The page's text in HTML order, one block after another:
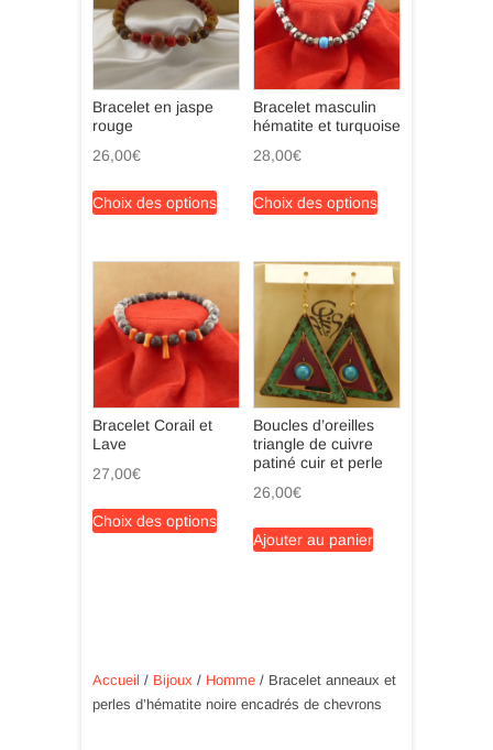
Bracelet en jaspe
rouge
26,00€
Choix des optionsproduit
plusieurs
variations.
Les
options
peuvent
choisies
produit
Bracelet masculin
hématite et turquoise
28,00€
Choix des optionsproduit
plusieurs
variations.
peuvent
être
choisies
Bracelet Corail et
Lave
27,00€
Choix des optionsproduit
peuvent
être
Boucles d’oreilles
triangle de cuivre
patiné cuir et perle
26,00€
Ajouter au panier
Accueil / Bijoux / Homme / Bracelet anneaux et
perles d’hématite noire encadrés de chevrons